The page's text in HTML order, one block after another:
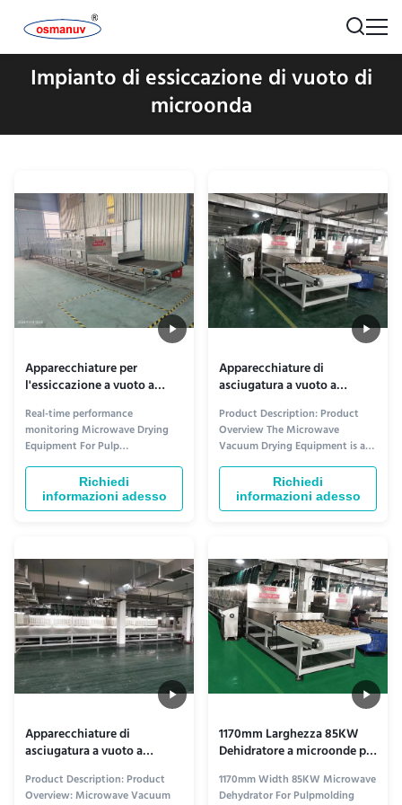
Impianto di essiccazione di vuoto di
microonda
Apparecchiature per
l'essiccazione a vuoto a
microonde
Real-time performance
monitoring Microwave Drying
Equipment For Pulp
Molding,Herbs,,Earth Product
Description: Microwave Vacuum
Drying Equipment The
Microwave Vacuum Drying
technology. It is designed to
provide efficient and fast drying
of ...
Richiedi
informazioni adesso
Apparecchiature di
asciugatura a vuoto a
microonde personalizzate
Product Description: Product
Overview The Microwave
Vacuum Drying Equipment is a
highly efficient and advanced
drying machine that combines
the power of microwaves and
vacuum technology. This
and evenly, making it an
essential tool for ...
Richiedi
informazioni adesso
Apparecchiature di
asciugatura a vuoto a
microonde 380V
Product Description: Product
Overview: Microwave Vacuum
1170mm Larghezza 85KW
Dehidratore a microonde per
la stampatura della polpa
1170mm Width 85KW Microwave
Dehydrator For Pulpmolding